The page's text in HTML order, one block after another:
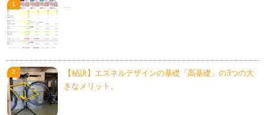
...
【秘訣】エスネルデザインの基礎「高基礎」の3つの大
きなメリット。